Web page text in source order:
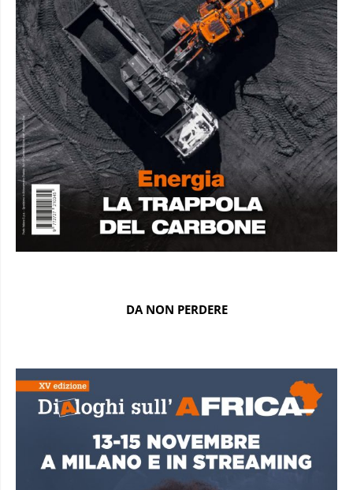
DA NON PERDERE